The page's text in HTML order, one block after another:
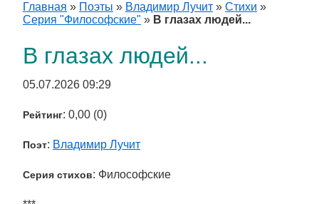
Главная » Поэты » Владимир Лучит » Стихи »
Серия "Философские" » В глазах людей...
В глазах людей...
05.07.2026 09:29
Рейтинг: 0,00 (0)
Поэт: Владимир Лучит
Серия стихов: Философские